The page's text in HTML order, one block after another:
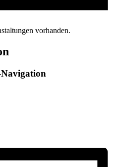
vorhanden.